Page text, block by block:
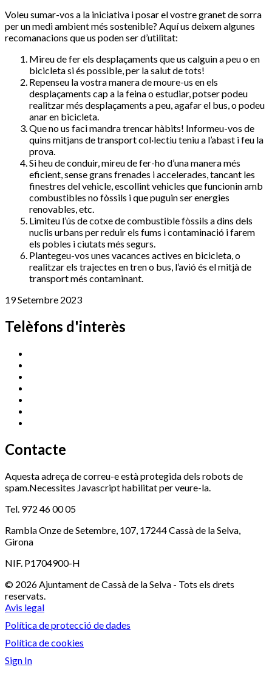
Voleu sumar-vos a la iniciativa i posar el vostre granet de sorra
per un medi ambient més sostenible? Aquí us deixem algunes
recomanacions que us poden ser d’utilitat:
Mireu de fer els desplaçaments que us calguin a peu o en
bicicleta si és possible, per la salut de tots!
Repenseu la vostra manera de moure-us en els
desplaçaments cap a la feina o estudiar, potser podeu
realitzar més desplaçaments a peu, agafar el bus, o podeu
anar en bicicleta.
Que no us faci mandra trencar hàbits! Informeu-vos de
quins mitjans de transport col·lectiu teniu a l’abast i feu la
prova.
Si heu de conduir, mireu de fer-ho d’una manera més
eficient, sense grans frenades i accelerades, tancant les
finestres del vehicle, escollint vehicles que funcionin amb
combustibles no fòssils i que puguin ser energies
renovables, etc.
Limiteu l’ús de cotxe de combustible fòssils a dins dels
nuclis urbans per reduir els fums i contaminació i farem
els pobles i ciutats més segurs.
Plantegeu-vos unes vacances actives en bicicleta, o
realitzar els trajectes en tren o bus, l’avió és el mitjà de
transport més contaminant.
19 Setembre 2023
Telèfons d'interès
Contacte
Aquesta adreça de correu-e està protegida dels robots de
spam.Necessites Javascript habilitat per veure-la.
Tel. 972 46 00 05
Rambla Onze de Setembre, 107, 17244 Cassà de la Selva,
Girona
NIF. P1704900-H
© 2026 Ajuntament de Cassà de la Selva - Tots els drets
reservats.
Avis legal
Política de protecció de dades
Política de cookies
Sign In